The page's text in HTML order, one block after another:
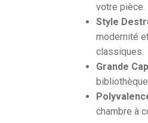
votre pièce.
Style
modernité
classiques.
Grande
chambre à